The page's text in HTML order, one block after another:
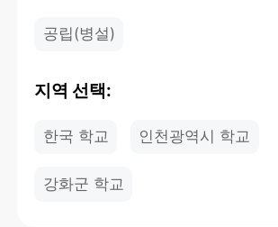
공립(병설)
지역 선택:
한국 학교 인천광역시 학교
강화군 학교